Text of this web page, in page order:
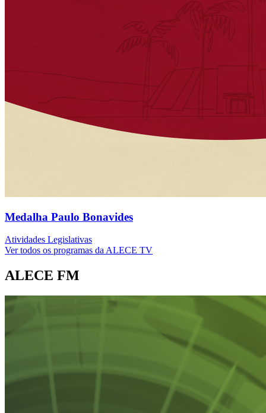
Medalha Paulo Bonavides
Atividades Legislativas
Ver todos os programas da ALECE TV
ALECE FM